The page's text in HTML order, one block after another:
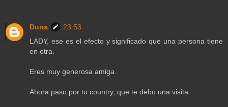
Duna
23:53
LADY, ese es el efecto y significado que una persona tiene
en otra.
Eres muy generosa amiga.
Ahora paso por tu country, que te debo una visita.